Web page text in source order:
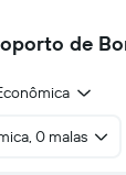
de
0 malas